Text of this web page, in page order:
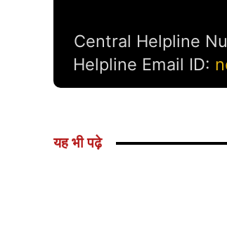
यह भी पढ़े